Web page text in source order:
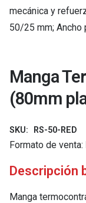
mecánica y
50/25 mm; Ancho
Manga
(80mm
SKU: RS-50-RED
Formato de venta:
Descripción
Manga